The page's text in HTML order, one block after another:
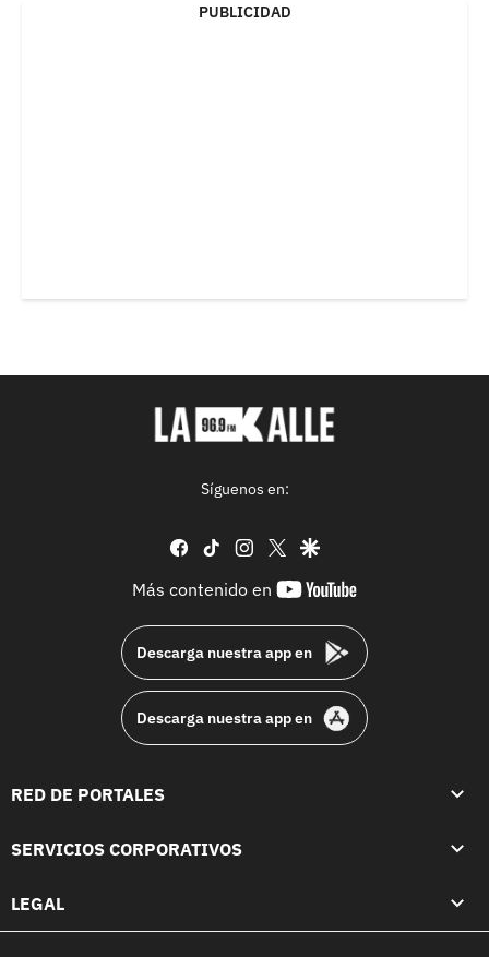
PUBLICIDAD
Síguenos en:
facebook
tiktok instagram
twittergoogle
Más contenido en
youtube-
Descarga nuestra app en
Descarga nuestra app en
RED DE PORTALES
SERVICIOS CORPORATIVOS
LEGAL